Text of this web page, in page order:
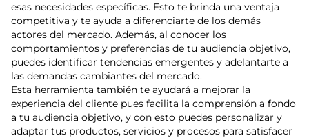
esas necesidades específicas. Esto te brinda una ventaja
competitiva y te ayuda a diferenciarte de los demás
actores del mercado. Además, al conocer los
comportamientos y preferencias de tu audiencia objetivo,
puedes identificar tendencias emergentes y adelantarte a
las demandas cambiantes del mercado.
Esta herramienta también te ayudará a mejorar la
experiencia del cliente pues facilita la comprensión a fondo
a tu audiencia objetivo, y con esto puedes personalizar y
adaptar tus productos, servicios y procesos para satisfacer